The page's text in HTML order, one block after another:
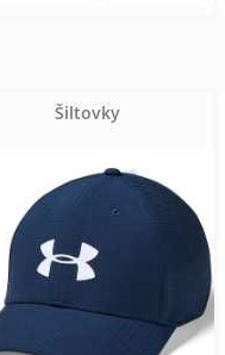
Šiltovky